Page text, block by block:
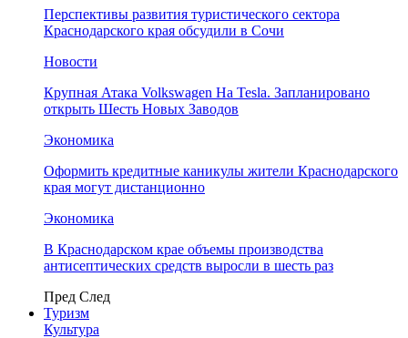
Перспективы развития туристического сектора
Краснодарского края обсудили в Сочи
Новости
Крупная Атака Volkswagen На Tesla. Запланировано
открыть Шесть Новых Заводов
Экономика
Оформить кредитные каникулы жители Краснодарского
края могут дистанционно
Экономика
В Краснодарском крае объемы производства
антисептических средств выросли в шесть раз
Пред След
Туризм
Культура